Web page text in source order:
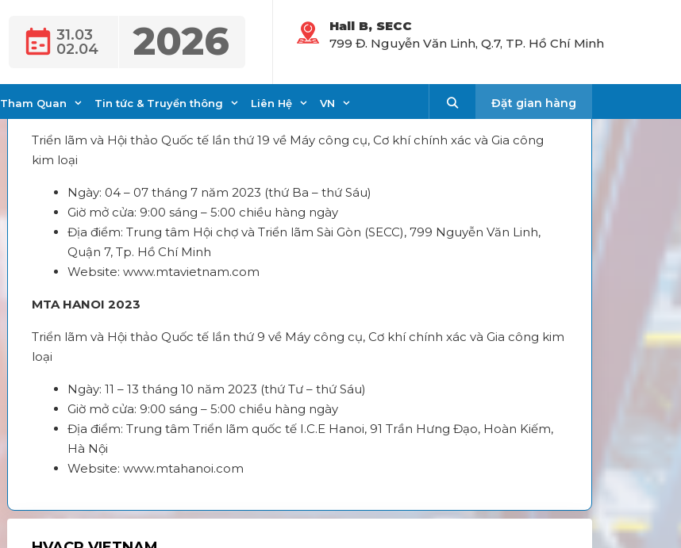
31.03
02.04
2026
Hall B, SECC
799 Đ. Nguyễn Văn Linh, Q.7, TP. Hồ Chí Minh
Tham Quan Tin tức & Truyền thông Liên Hệ VN
Đặt gian hàng
MTA VIETNAM 2023
Triển lãm và Hội thảo Quốc tế lần thứ 19 về Máy công cụ, Cơ khí chính xác và Gia công
kim loại
Ngày: 04 – 07 tháng 7 năm 2023 (thứ Ba – thứ Sáu)
Giờ mở cửa: 9:00 sáng – 5:00 chiều hàng ngày
Địa điểm: Trung tâm Hội chợ và Triển lãm Sài Gòn (SECC), 799 Nguyễn Văn Linh,
Quận 7, Tp. Hồ Chí Minh
Website:www.mtavietnam.com
MTA HANOI 2023
Triển lãm và Hội thảo Quốc tế lần thứ 9 về Máy công cụ, Cơ khí chính xác và Gia công kim
loại
Ngày: 11 – 13 tháng 10 năm 2023 (thứ Tư – thứ Sáu)
Giờ mở cửa: 9:00 sáng – 5:00 chiều hàng ngày
Địa điểm: Trung tâm Triển lãm quốc tế I.C.E Hanoi, 91 Trần Hưng Đạo, Hoàn Kiếm,
Hà Nội
Website:www.mtahanoi.com